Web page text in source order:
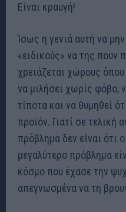
Είναι κραυγή!
Ίσως η γενιά αυτή να
«ειδικούς» να της πουν
χρειάζεται χώρους όπου
να μιλήσει χωρίς φόβο,
τίποτα και να θυμηθεί
προϊόν. Γιατί σε τελική
πρόβλημα δεν είναι ότι
μεγαλύτερο πρόβλημα
κόσμο που έχασε την
απεγνωσμένα να τη